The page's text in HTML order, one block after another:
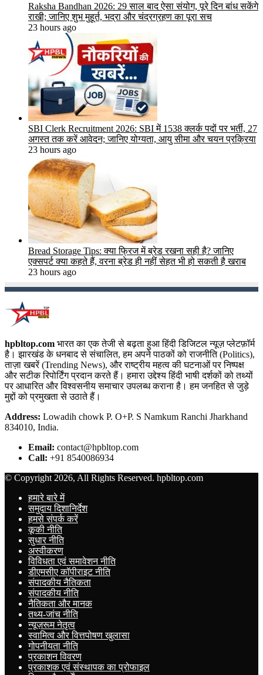
Raksha Bandhan 2026: 29 साल बाद ऐसा संयोग, पूरे दिन बांध सकेंगे
राखी; जानिए शुभ मुहूर्त, भद्रा और चंद्रग्रहण का पूरा सच
23 hours ago
SBI Clerk Recruitment 2026: SBI में 1538 क्लर्क पदों पर भर्ती, 27
अगस्त तक करें आवेदन; जानिए योग्यता, आयु सीमा और चयन प्रक्रिया
23 hours ago
Bread Storage Tips: क्या फ्रिज में ब्रेड रखना सही है? जानिए
एक्सपर्ट क्या कहते हैं, वरना ब्रेड ही नहीं सेहत भी हो सकती है खराब
23 hours ago
hpbltop.com भारत का एक तेजी से बढ़ता हुआ हिंदी डिजिटल न्यूज़ प्लेटफ़ॉर्म
है। झारखंड के धनबाद से संचालित, हम अपने पाठकों को राजनीति (Politics),
ताज़ा खबरें (Trending News), और राष्ट्रीय महत्व की घटनाओं पर निष्पक्ष
और सटीक रिपोर्टिंग प्रदान करते हैं। हमारा उद्देश्य हिंदी भाषी दर्शकों को तथ्यों
पर आधारित और विश्वसनीय समाचार उपलब्ध कराना है। हम जनहित से जुड़े
मुद्दों को प्रमुखता से उठाते हैं।
Address: Lowadih chowk P. O+P. S Namkum Ranchi Jharkhand
834010, India.
Email: contact@hpbltop.com
Call: +91 8540086934
© Copyright 2026, All Rights Reserved. hpbltop.com
हमारे बारे में
समुदाय दिशानिर्देश
हमसे संपर्क करें
कूकी नीति
सुधार नीति
अस्वीकरण
विविधता एवं समावेशन नीति
डीएमसीए कॉपीराइट नीति
संपादकीय नैतिकता
संपादकीय नीति
नैतिकता और मानक
तथ्य-जांच नीति
न्यूज़रूम नेतृत्व
स्वामित्व और वित्तपोषण खुलासा
गोपनीयता नीति
प्रकाशन विवरण
प्रकाशक एवं संस्थापक का प्रोफाइल